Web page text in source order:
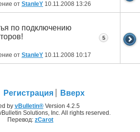
от StanleY 10.11.2008 13:26
по подключению
от StanleY 10.11.2008 10:17
5
Регистрация Вверх
by vBulletin®Version 4.2.5
Solutions, Inc. All rights reserved.
Перевод: zCarot